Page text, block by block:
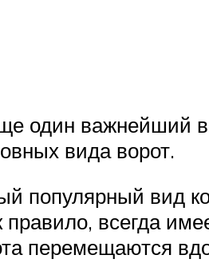
один важнейший
вида ворот.
вид
всегда
перемещаются